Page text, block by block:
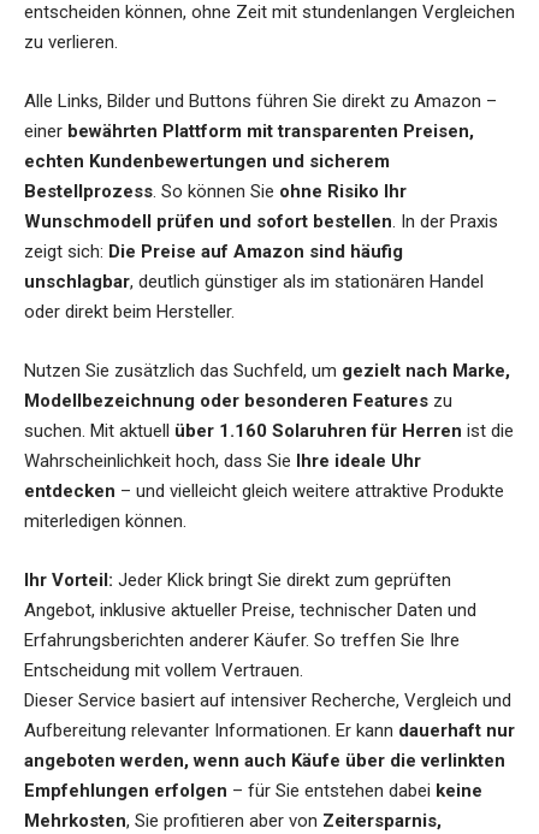
entscheiden können, ohne Zeit mit stundenlangen Vergleichen
zu verlieren.
Alle Links, Bilder und Buttons führen Sie direkt zu Amazon –
einer bewährten Plattform mit transparenten Preisen,
echten Kundenbewertungen und sicherem
Bestellprozess. So können Sie ohne Risiko Ihr
Wunschmodell prüfen und sofort bestellen. In der Praxis
zeigt sich: Die Preise auf Amazon sind häufig
unschlagbar, deutlich günstiger als im stationären Handel
oder direkt beim Hersteller.
Nutzen Sie zusätzlich das Suchfeld, um gezielt nach Marke,
Modellbezeichnung oder besonderen Features zu
suchen. Mit aktuell über 1.160 Solaruhren für Herren ist die
Wahrscheinlichkeit hoch, dass Sie Ihre ideale Uhr
entdecken – und vielleicht gleich weitere attraktive Produkte
miterledigen können.
Ihr Vorteil: Jeder Klick bringt Sie direkt zum geprüften
Angebot, inklusive aktueller Preise, technischer Daten und
Erfahrungsberichten anderer Käufer. So treffen Sie Ihre
Entscheidung mit vollem Vertrauen.
Dieser Service basiert auf intensiver Recherche, Vergleich und
Aufbereitung relevanter Informationen. Er kann dauerhaft nur
angeboten werden, wenn auch Käufe über die verlinkten
Empfehlungen erfolgen – für Sie entstehen dabei keine
Mehrkosten, Sie profitieren aber von Zeitersparnis,